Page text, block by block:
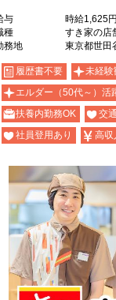
与
時給1,625円
種
すき家の店
務地
東京都世田
履歴書不要 未経験
エルダー（50代～）活
扶養内勤務OK
交
社員登用あり
高収